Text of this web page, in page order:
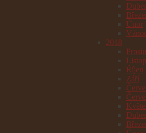
Únor
2018
Říjen
Září